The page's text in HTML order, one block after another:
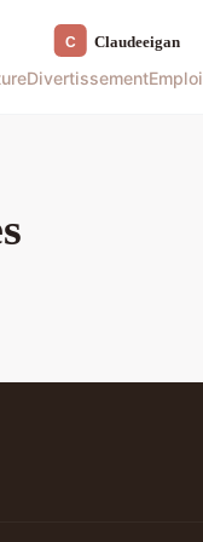
DivertissementEmploi